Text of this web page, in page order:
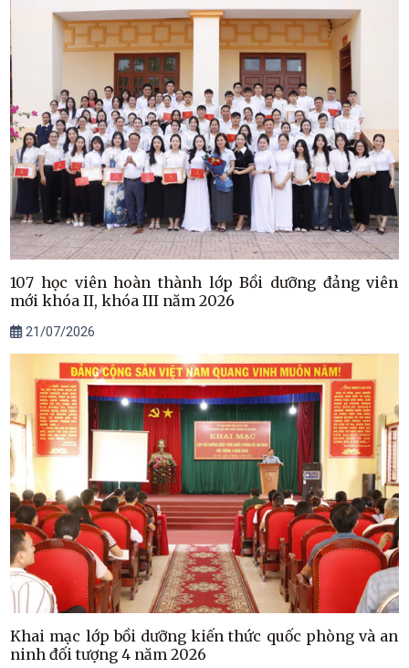
107 học viên hoàn thành lớp Bồi dưỡng đảng viên
mới khóa II, khóa III năm 2026
21/07/2026
Khai mạc lớp bồi dưỡng kiến thức quốc phòng và an
ninh đối tượng 4 năm 2026